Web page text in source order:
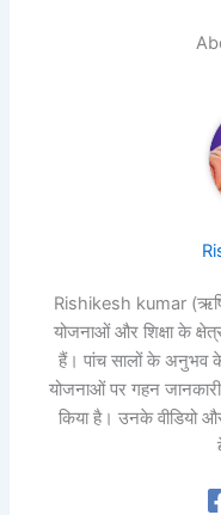
Rishikesh kumar
योजनाओं और शिक्षा के
हैं। पांच सालों के अनुभव
योजनाओं पर गहन
किया है। उनके वीडियो